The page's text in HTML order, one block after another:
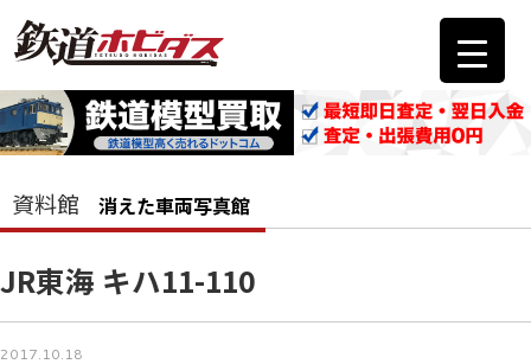
資料館 消えた車両写真館
JR東海 キハ11-110
2017.10.18